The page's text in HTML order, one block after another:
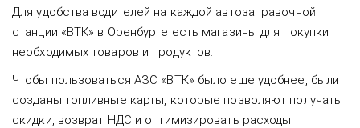
Для удобства водителей на каждой автозаправочной
станции «ВТК» в Оренбурге есть магазины для покупки
необходимых товаров и продуктов.
Чтобы пользоваться АЗС «ВТК» было еще удобнее, были
созданы топливные карты, которые позволяют получать
скидки, возврат НДС и оптимизировать расходы.